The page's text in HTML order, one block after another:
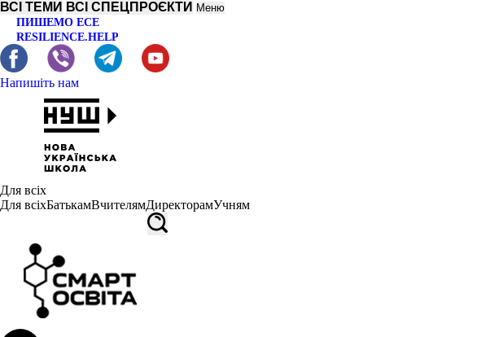
ВСІ ТЕМИ ВСІ СПЕЦПРОЄКТИ Меню
ПИШЕМО ЕСЕ
RESILIENCE.HELP
Напишіть нам
Для всіх
Для всіхБатькамВчителямДиректорамУчням